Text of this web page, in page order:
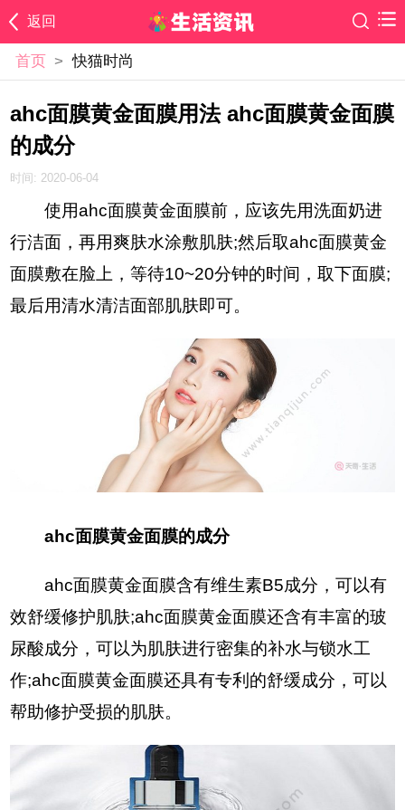
返回
首页 > 快猫时尚
ahc面膜黄金面膜用法 ahc面膜黄金面膜
的成分
时间: 2020-06-04
使用ahc面膜黄金面膜前，应该先用洗面奶进
行洁面，再用爽肤水涂敷肌肤;然后取ahc面膜黄金
面膜敷在脸上，等待10~20分钟的时间，取下面膜;
最后用清水清洁面部肌肤即可。
ahc面膜黄金面膜的成分
ahc面膜黄金面膜含有维生素B5成分，可以有
效舒缓修护肌肤;ahc面膜黄金面膜还含有丰富的玻
尿酸成分，可以为肌肤进行密集的补水与锁水工
作;ahc面膜黄金面膜还具有专利的舒缓成分，可以
帮助修护受损的肌肤。